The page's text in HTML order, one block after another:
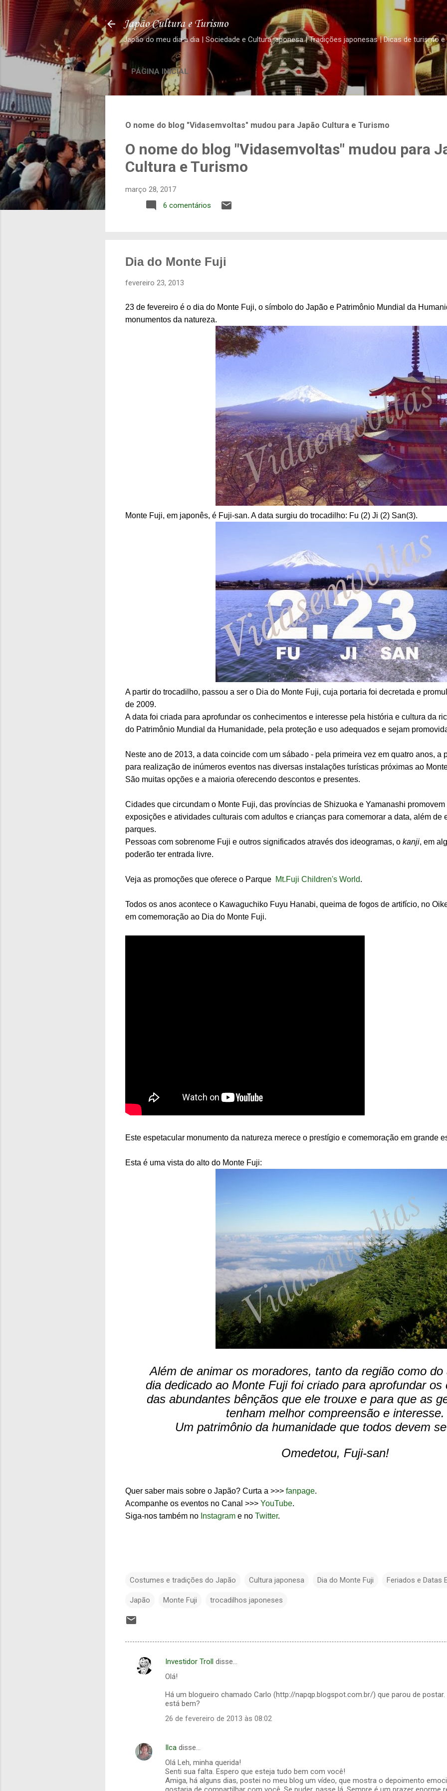
Pular para o conteúdo principal
Japão Cultura e Turismo
Japão do meu dia a dia | Sociedade e Cultura japonesa | Tradições japonesas | Dicas de turismo
PÁGINA INICIAL
O nome do blog "Vidasemvoltas" mudou para Japão Cultura e Turismo
O nome do blog "Vidasemvoltas" mudou para
Cultura e Turismo
março 28, 2017
6 comentários
Dia do Monte Fuji
fevereiro 23, 2013
23 de fevereiro é o dia do Monte Fuji, o símbolo do Japão e Patrimônio Mundial da
monumentos da natureza.
Monte Fuji, em japonês, é Fuji-san. A data surgiu do trocadilho: Fu (2) Ji (2) San(3).
A partir do trocadilho, passou a ser o Dia do Monte Fuji, cuja portaria foi decretada e
de 2009.
A data foi criada para aprofundar os conhecimentos e interesse pela história e cultura da
do Patrimônio Mundial da Humanidade, pela proteção e uso adequados e sejam
Neste ano de 2013, a data coincide com um sábado - pela primeira vez em quatro anos, a
para realização de inúmeros eventos nas diversas instalações turísticas próximas ao
São muitas opções e a maioria oferecendo descontos e presentes.
Cidades que circundam o Monte Fuji, das províncias de Shizuoka e Yamanashi
exposições e atividades culturais com adultos e crianças para comemorar a data, além de
parques.
Pessoas com sobrenome Fuji e outros significados através dos ideogramas, o kanji, em
poderão ter entrada livre.
Veja as promoções que oferece o Parque Mt.Fuji Children's World.
Todos os anos acontece o Kawaguchiko Fuyu Hanabi, queima de fogos de artifício, no
em comemoração ao Dia do Monte Fuji.
Este espetacular monumento da natureza merece o prestígio e comemoração em grande
Esta é uma vista do alto do Monte Fuji:
Além de animar os moradores, tanto da região como do
dia dedicado ao Monte Fuji foi criado para aprofundar os
das abundantes bênçãos que ele trouxe e para que as
tenham melhor compreensão e interesse.
Um patrimônio da humanidade que todos devem
Omedetou, Fuji-san!
Quer saber mais sobre o Japão? Curta a >>> fanpage.
Acompanhe os eventos no Canal >>> YouTube.
Siga-nos também no Instagram e no Twitter.
Costumes e tradições do Japão Cultura japonesa Dia do Monte Fuji Feriados e Datas
Japão Monte Fuji trocadilhos japoneses
C
á
Investidor Troll disse…
Olá!
Há um blogueiro chamado Carlo (http://napqp.blogspot.com.br/) que parou de
está bem?
26 de fevereiro de 2013 às 08:02
Ilca disse…
Olá Leh, minha querida!
Senti sua falta. Espero que esteja tudo bem com você!
Amiga, há alguns dias, postei no meu blog um vídeo, que mostra o depoimento